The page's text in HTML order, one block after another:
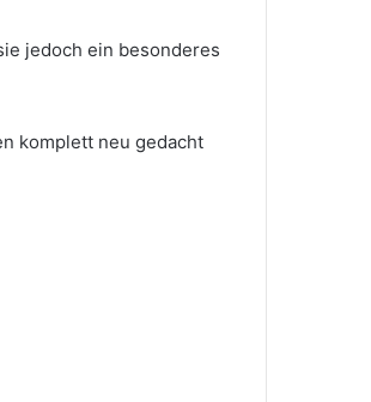
jedoch ein besonderes
komplett neu gedacht